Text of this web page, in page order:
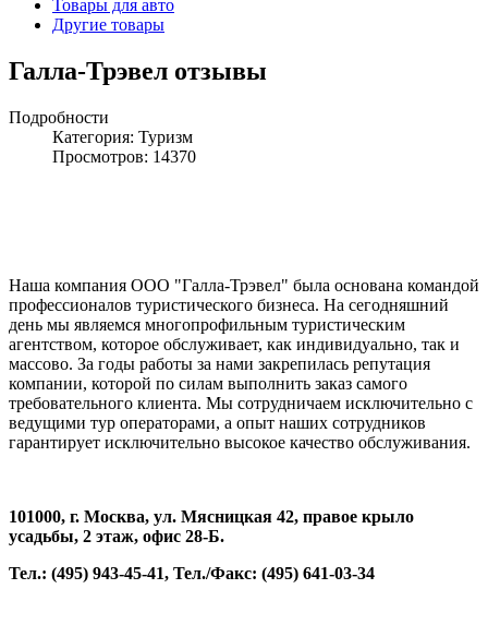
Товары для авто
Другие товары
Галла-Трэвел отзывы
Подробности
Категория: Туризм
Просмотров: 14370
Наша компания ООО "Галла-Трэвел" была основана командой
профессионалов туристического бизнеса. На сегодняшний
день мы являемся многопрофильным туристическим
агентством, которое обслуживает, как индивидуально, так и
массово. За годы работы за нами закрепилась репутация
компании, которой по силам выполнить заказ самого
требовательного клиента. Мы сотрудничаем исключительно с
ведущими тур операторами, а опыт наших сотрудников
гарантирует исключительно высокое качество обслуживания.
101000, г. Москва, ул. Мясницкая 42, правое крыло
усадьбы, 2 этаж, офис 28-Б.
Тел.: (495) 943-45-41, Тел./Факс: (495) 641-03-34